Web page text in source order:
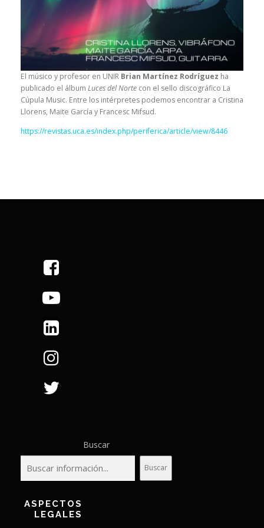
El músico y profesor en UNIR Brian Martínez Rodríguez ha
publicado el álbum Luces del Norte con el sello discográfico La
Cúpula Music. Entre los intérpretes podemos encontrar a Cristina
Llorens, Maite García y Francesc Mifsud.
https://revistas.uca.es/index.php/periferica/article/view/8446
Buscar
Buscar
ASPECTOS
LEGALES